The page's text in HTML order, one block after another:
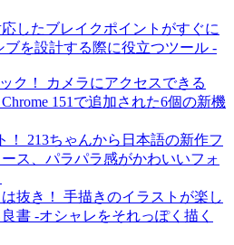
したブレイクポイントがすぐに
を設計する際に役立つツール -
ク！ カメラにアクセスできる
151で追加された6個の新機
！ 213ちゃんから日本語の新作フ
ス、パラパラ感がかわいいフォ
抜き！ 手描きのイラストが楽し
書 -オシャレをそれっぽく描く